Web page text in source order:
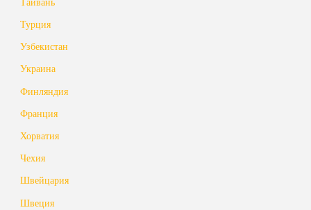
Турция
Узбекистан
Украина
Финляндия
Франция
Хорватия
Чехия
Швейцария
Швеция